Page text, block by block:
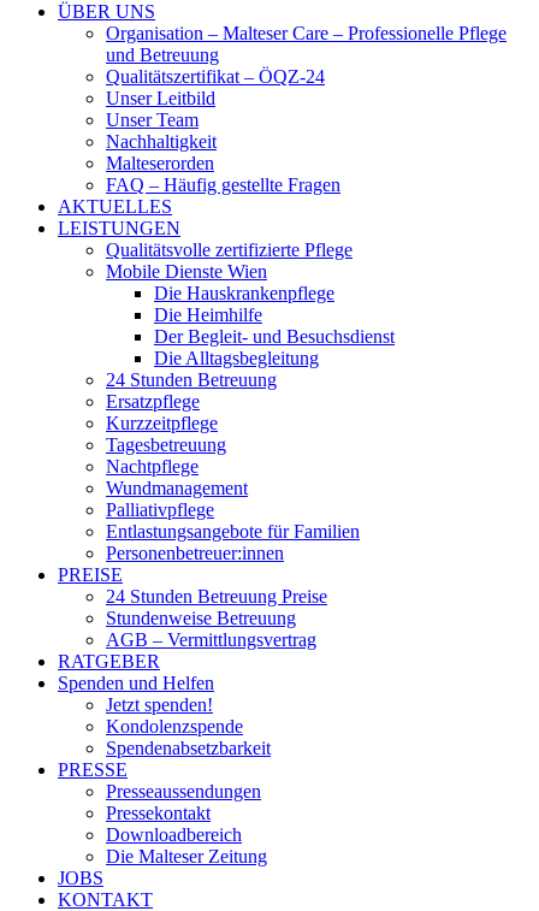
ÜBER UNS
Organisation – Malteser Care – Professionelle Pflege
und Betreuung
Qualitätszertifikat – ÖQZ-24
Unser Leitbild
Unser Team
Nachhaltigkeit
Malteserorden
FAQ – Häufig gestellte Fragen
AKTUELLES
LEISTUNGEN
Qualitätsvolle zertifizierte Pflege
Mobile Dienste Wien
Die Hauskrankenpflege
Die Heimhilfe
Der Begleit- und Besuchsdienst
Die Alltagsbegleitung
24 Stunden Betreuung
Ersatzpflege
Kurzzeitpflege
Tagesbetreuung
Nachtpflege
Wundmanagement
Palliativpflege
Entlastungsangebote für Familien
Personenbetreuer:innen
PREISE
24 Stunden Betreuung Preise
Stundenweise Betreuung
AGB – Vermittlungsvertrag
RATGEBER
Spenden und Helfen
Jetzt spenden!
Kondolenzspende
Spendenabsetzbarkeit
PRESSE
Presseaussendungen
Pressekontakt
Downloadbereich
Die Malteser Zeitung
JOBS
KONTAKT